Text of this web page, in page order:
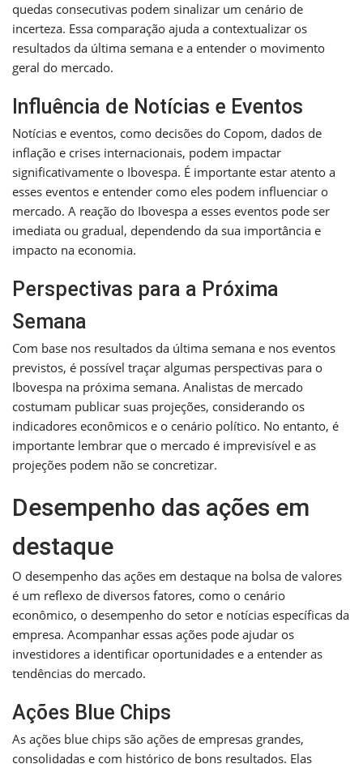
quedas consecutivas podem sinalizar um cenário de
incerteza. Essa comparação ajuda a contextualizar os
resultados da última semana e a entender o movimento
geral do mercado.
Influência de Notícias e Eventos
Notícias e eventos, como decisões do Copom, dados de
inflação e crises internacionais, podem impactar
significativamente o Ibovespa. É importante estar atento a
esses eventos e entender como eles podem influenciar o
mercado. A reação do Ibovespa a esses eventos pode ser
imediata ou gradual, dependendo da sua importância e
impacto na economia.
Perspectivas para a Próxima
Semana
Com base nos resultados da última semana e nos eventos
previstos, é possível traçar algumas perspectivas para o
Ibovespa na próxima semana. Analistas de mercado
costumam publicar suas projeções, considerando os
indicadores econômicos e o cenário político. No entanto, é
importante lembrar que o mercado é imprevisível e as
projeções podem não se concretizar.
Desempenho das ações em
destaque
O desempenho das ações em destaque na bolsa de valores
é um reflexo de diversos fatores, como o cenário
econômico, o desempenho do setor e notícias específicas da
empresa. Acompanhar essas ações pode ajudar os
investidores a identificar oportunidades e a entender as
tendências do mercado.
Ações Blue Chips
As ações blue chips são ações de empresas grandes,
consolidadas e com histórico de bons resultados. Elas